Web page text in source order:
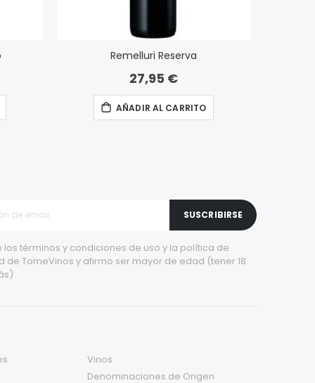
Remelluri Reserva
27,95 €
AÑADIR AL CARRITO
SUSCRIBIRSE
los términos y condiciones de uso y la política de
de TomeVinos y afirmo ser mayor de edad (tener 18
Vinos
Denominaciones de Origen